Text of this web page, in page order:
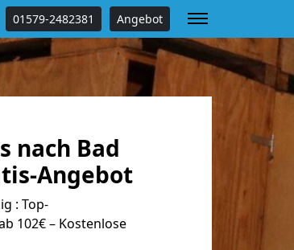
01579-2482381 Angebot
nach Bad
Angebot
: Top-
102€ – Kostenlose